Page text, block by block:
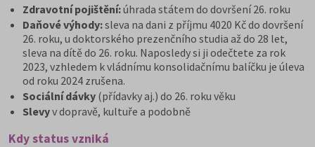
Zdravotní pojištění:úhrada státem do dovršení 26. roku
Daňové výhody:sleva na dani z příjmu 4020 Kč do dovršení
26. roku, u doktorského prezenčního studia až do 28 let,
sleva na dítě do 26. roku. Naposledy si ji odečtete za rok
2023, vzhledem k vládnímu konsolidačnímu balíčku je úleva
od roku 2024 zrušena.
Sociální dávky (přídavky aj.) do 26. roku věku
Slevyv dopravě, kultuře a podobně
Kdy status vzniká